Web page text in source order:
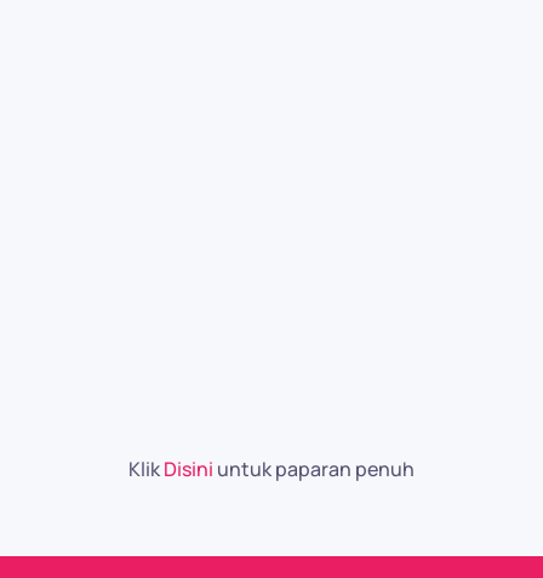
KlikDisini untuk paparan penuh